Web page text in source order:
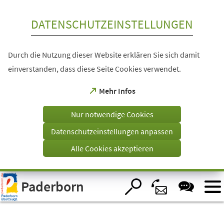
Visuelle
Assistenzsoftware
öffnen.
DATENSCHUTZEINSTELLUNGEN
Durch die Nutzung dieser Website erklären Sie sich damit
einverstanden, dass diese Seite Cookies verwendet.
Mehr Infos
(Öffnet
einem
Tab)
Nur notwendige Cookies
Datenschutzeinstellungen anpassen
Alle Cookies akzeptieren
Paderborn